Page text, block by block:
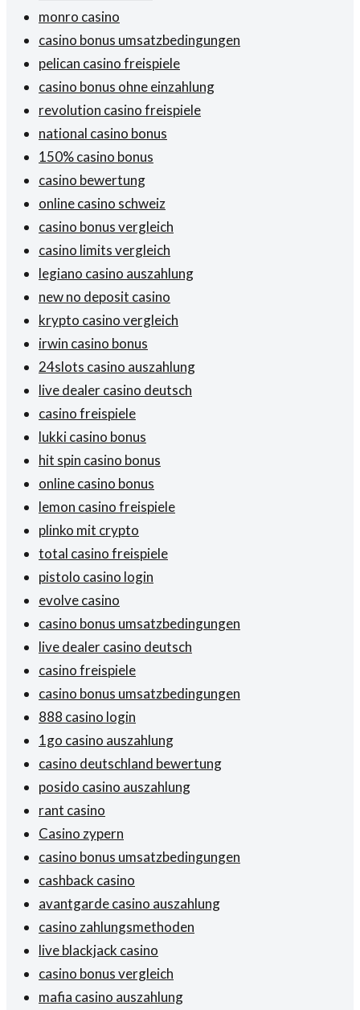
monro casino
casino bonus umsatzbedingungen
pelican casino freispiele
casino bonus ohne einzahlung
revolution casino freispiele
national casino bonus
150% casino bonus
casino bewertung
online casino schweiz
casino bonus vergleich
casino limits vergleich
legiano casino auszahlung
new no deposit casino
krypto casino vergleich
irwin casino bonus
24slots casino auszahlung
live dealer casino deutsch
casino freispiele
lukki casino bonus
hit spin casino bonus
online casino bonus
lemon casino freispiele
plinko mit crypto
total casino freispiele
pistolo casino login
evolve casino
casino bonus umsatzbedingungen
live dealer casino deutsch
casino freispiele
casino bonus umsatzbedingungen
888 casino login
1go casino auszahlung
casino deutschland bewertung
posido casino auszahlung
rant casino
Casino zypern
casino bonus umsatzbedingungen
cashback casino
avantgarde casino auszahlung
casino zahlungsmethoden
live blackjack casino
casino bonus vergleich
mafia casino auszahlung